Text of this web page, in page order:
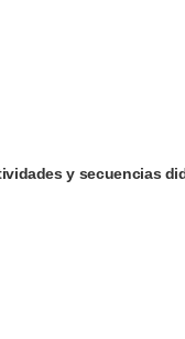
y secuencias